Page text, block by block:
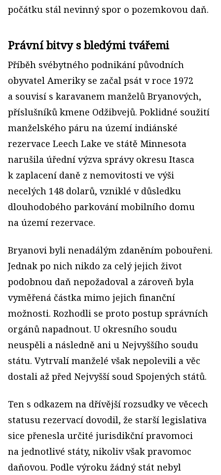
počátku stál nevinný spor o pozemkovou daň.
Právní bitvy s bledými tvářemi
Příběh svébytného podnikání původních
obyvatel Ameriky se začal psát v roce 1972
a souvisí s karavanem manželů Bryanových,
příslušníků kmene Odžibvejů. Poklidné soužití
manželského páru na území indiánské
rezervace Leech Lake ve státě Minnesota
narušila úřední výzva správy okresu Itasca
k zaplacení daně z nemovitosti ve výši
necelých 148 dolarů, vzniklé v důsledku
dlouhodobého parkování mobilního domu
na území rezervace.
Bryanovi byli nenadálým zdaněním pobouřeni.
Jednak po nich nikdo za celý jejich život
podobnou daň nepožadoval a zároveň byla
vyměřená částka mimo jejich finanční
možnosti. Rozhodli se proto postup správních
orgánů napadnout. U okresního soudu
neuspěli a následně ani u Nejvyššího soudu
státu. Vytrvalí manželé však nepolevili a věc
dostali až před Nejvyšší soud Spojených států.
Ten s odkazem na dřívější rozsudky ve věcech
statusu rezervací dovodil, že starší legislativa
sice přenesla určité jurisdikční pravomoci
na jednotlivé státy, nikoliv však pravomoc
daňovou. Podle výroku žádný stát nebyl